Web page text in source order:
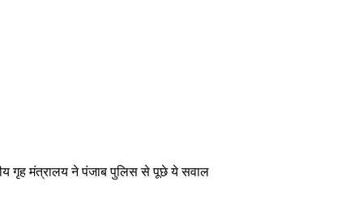
गृह मंत्रालय ने पंजाब पुलिस से पूछे ये सवाल